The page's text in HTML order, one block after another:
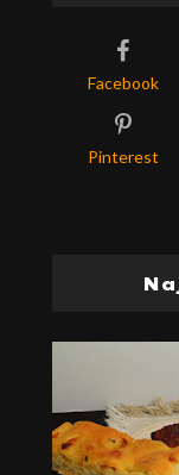
Facebook
Pinterest